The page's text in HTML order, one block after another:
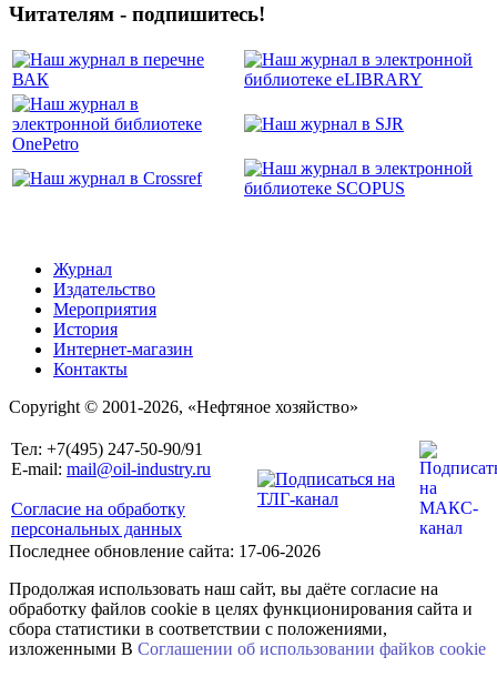
Читателям - подпишитесь!
Журнал
Издательство
Мероприятия
История
Интернет-магазин
Контакты
Copyright © 2001-2026, «Нефтяное хозяйство»
Тел: +7(495) 247-50-90/91
E-mail: mail@oil-industry.ru
Согласие на обработку
персональных данных
Последнее обновление сайта: 17-06-2026
Продолжая использовать наш сайт, вы даёте согласие на
обработку файлов cookie в целях функционирования сайта и
сбора статистики в соответствии с положениями,
изложенными В Соглашении об использовании файkов cookie